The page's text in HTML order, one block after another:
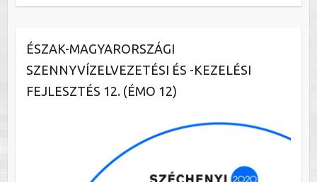
ÉSZAK-MAGYARORSZÁGI
SZENNYVÍZELVEZETÉSI ÉS -KEZELÉSI
FEJLESZTÉS 12. (ÉMO 12)